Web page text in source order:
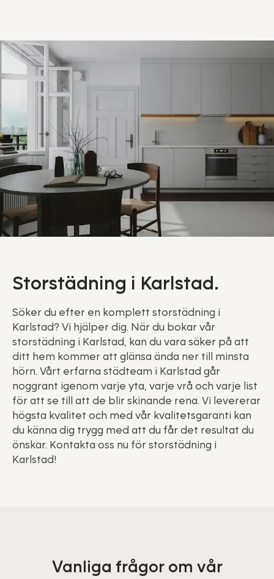
Storstädning i Karlstad.
Söker du efter en komplett storstädning i
Karlstad? Vi hjälper dig. När du bokar vår
storstädning i Karlstad, kan du vara säker på att
ditt hem kommer att glänsa ända ner till minsta
hörn. Vårt erfarna städteam i Karlstad går
noggrant igenom varje yta, varje vrå och varje list
för att se till att de blir skinande rena. Vi levererar
högsta kvalitet och med vår kvalitetsgaranti kan
du känna dig trygg med att du får det resultat du
önskar. Kontakta oss nu för storstädning i
Karlstad!
Vanliga frågor om vår